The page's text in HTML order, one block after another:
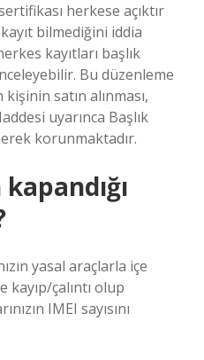
herkese açıktır
bilmediğini iddia
kayıtları başlık
Bu düzenleme
satın alınması,
uyarınca Başlık
korunmaktadır.
yasal araçlarla içe
kayıp/çalıntı olup
IMEI sayısını